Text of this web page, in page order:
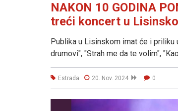
NAKON 10 GODINA
treći koncert u
Publika u Lisinskom imat će i priliku
drumovi", "Strah me da te volim",
Estrada 20. Nov. 2024 0